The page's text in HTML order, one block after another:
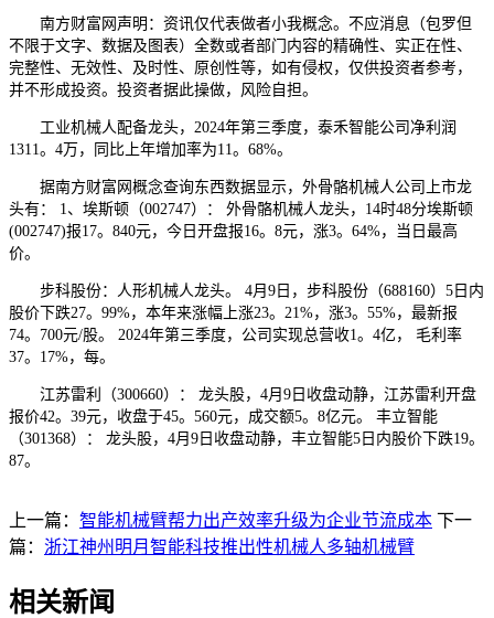
南方财富网声明：资讯仅代表做者小我概念。不应消息（包罗但
不限于文字、数据及图表）全数或者部门内容的精确性、实正在性、
完整性、无效性、及时性、原创性等，如有侵权，仅供投资者参考，
并不形成投资。投资者据此操做，风险自担。
工业机械人配备龙头，2024年第三季度，泰禾智能公司净利润
1311。4万，同比上年增加率为11。68%。
据南方财富网概念查询东西数据显示，外骨骼机械人公司上市龙
头有： 1、埃斯顿（002747）： 外骨骼机械人龙头，14时48分埃斯顿
(002747)报17。840元，今日开盘报16。8元，涨3。64%，当日最高
价。
步科股份：人形机械人龙头。 4月9日，步科股份（688160）5日内
股价下跌27。99%，本年来涨幅上涨23。21%，涨3。55%，最新报
74。700元/股。 2024年第三季度，公司实现总营收1。4亿， 毛利率
37。17%，每。
江苏雷利（300660）： 龙头股，4月9日收盘动静，江苏雷利开盘
报价42。39元，收盘于45。560元，成交额5。8亿元。 丰立智能
（301368）： 龙头股，4月9日收盘动静，丰立智能5日内股价下跌19。
87。
上一篇： 智能机械臂帮力出产效率升级为企业节流成本 下一
篇： 浙江神州明月智能科技推出性机械人多轴机械臂
相关新闻